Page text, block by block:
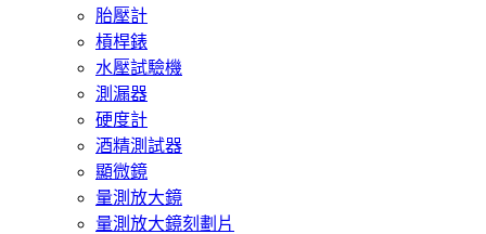
胎壓計
槓桿錶
水壓試驗機
測漏器
硬度計
酒精測試器
顯微鏡
量測放大鏡
量測放大鏡刻劃片